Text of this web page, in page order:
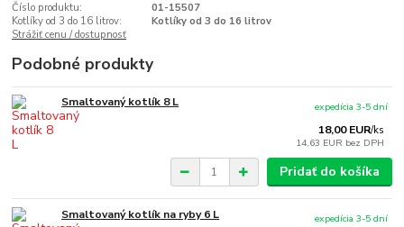
Číslo produktu:
01-15507
Kotlíky od 3 do 16 litrov:
Kotlíky od 3 do 16 litrov
Strážiť cenu / dostupnosť
Podobné produkty
Smaltovaný kotlík 8 L
18,00 EUR/ks
14,63 EUR bez DPH
expedícia 3-5 dní
Pridať do košíka
Smaltovaný kotlík na ryby 6 L
expedícia 3-5 dní